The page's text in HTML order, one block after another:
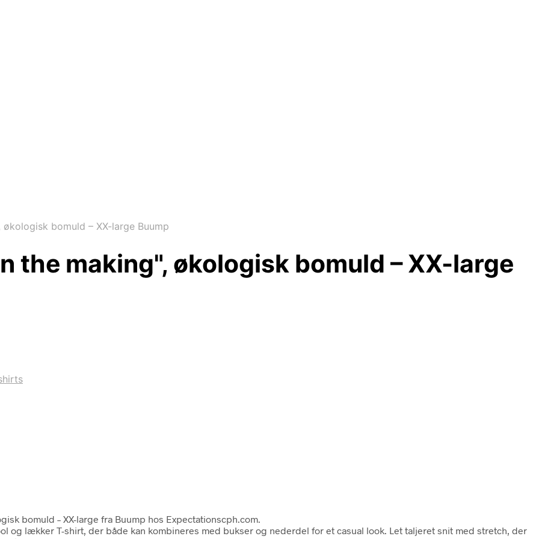
bomuld – XX-large Buump
the making", økologisk bomuld – XX-large
bomuld – XX-large fra Buump hos Expectationscph.com.
og lækker T-shirt, der både kan kombineres med bukser og nederdel for et casual look. Let taljeret snit med stretch, der